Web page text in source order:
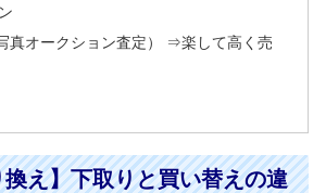
真オークション査定） ⇒楽して高く売
え】下取りと買い替えの違